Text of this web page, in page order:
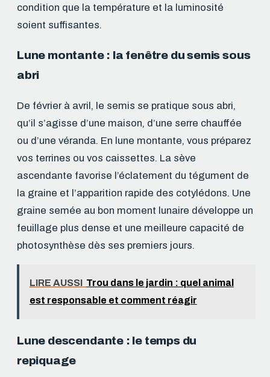
condition que la température et la luminosité
soient suffisantes.
Lune montante : la fenêtre du semis sous
abri
De février à avril, le semis se pratique sous abri,
qu’il s’agisse d’une maison, d’une serre chauffée
ou d’une véranda. En lune montante, vous préparez
vos terrines ou vos caissettes. La sève
ascendante favorise l’éclatement du tégument de
la graine et l’apparition rapide des cotylédons. Une
graine semée au bon moment lunaire développe un
feuillage plus dense et une meilleure capacité de
photosynthèse dès ses premiers jours.
LIRE AUSSI Trou dans le jardin : quel animal
est responsable et comment réagir
Lune descendante : le temps du
repiquage